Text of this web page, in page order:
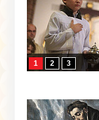
1 2 3